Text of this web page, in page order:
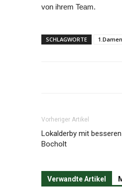
von ihrem Team.
SCHLAGWORTE 1.Damen
Vorheriger Artikel
Lokalderby mit
Bocholt
Verwandte Artikel